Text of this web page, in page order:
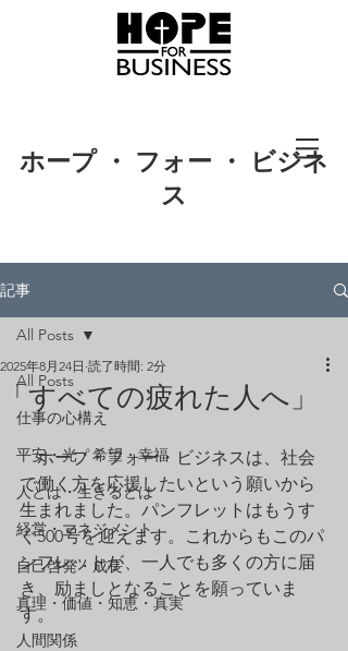
ホープ ・ フォー ・ ビジネ
ス
記事
All Posts
仕事の心構え
平安・光・希望・幸福
人とは・生きるとは
経営・マネジメント
自己啓発・成長
真理・価値・知恵・真実
人間関係
All Posts
「すべての疲れた人へ」
2025年8月24日 読了時間: 2分
ホープ・フォー・ビジネスは、社会
で働く方を応援したいという願いから
生まれました。パンフレットはもうす
ぐ500号を迎えます。これからもこのパ
ンフレットが、一人でも多くの方に届
き、励ましとなることを願っていま
す。